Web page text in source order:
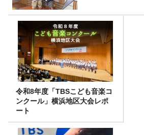
令和8年度「TBSこども音楽コ
ンクール」横浜地区大会レポ
ート